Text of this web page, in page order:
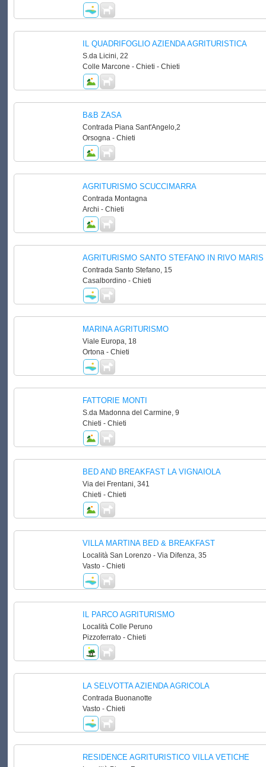
IL QUADRIFOGLIO AZIENDA AGRITURISTICA
S.da Licini, 22
Colle Marcone - Chieti - Chieti
B&B ZASA
Contrada Piana Sant'Angelo,2
Orsogna - Chieti
AGRITURISMO SCUCCIMARRA
Contrada Montagna
Archi - Chieti
AGRITURISMO SANTO STEFANO IN RIVO MARIS
Contrada Santo Stefano, 15
Casalbordino - Chieti
MARINA AGRITURISMO
Viale Europa, 18
Ortona - Chieti
FATTORIE MONTI
S.da Madonna del Carmine, 9
Chieti - Chieti
BED AND BREAKFAST LA VIGNAIOLA
Via dei Frentani, 341
Chieti - Chieti
VILLA MARTINA BED & BREAKFAST
Località San Lorenzo - Via Difenza, 35
Vasto - Chieti
IL PARCO AGRITURISMO
Località Colle Peruno
Pizzoferrato - Chieti
LA SELVOTTA AZIENDA AGRICOLA
Contrada Buonanotte
Vasto - Chieti
RESIDENCE AGRITURISTICO VILLA VETICHE